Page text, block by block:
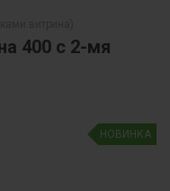
400 с 2-мя
НОВИНКА